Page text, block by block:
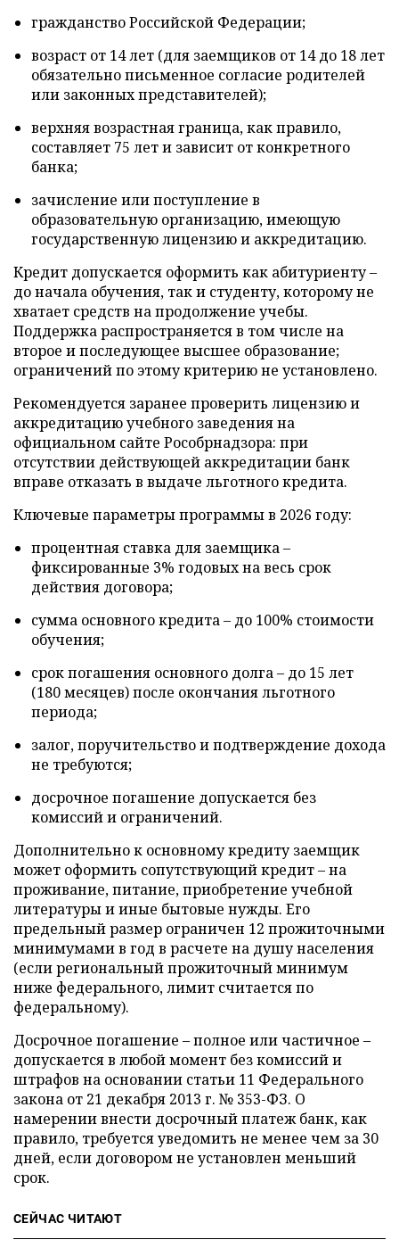
гражданство Российской Федерации;
возраст от 14 лет (для заемщиков от 14 до 18 лет
обязательно письменное согласие родителей
или законных представителей);
верхняя возрастная граница, как правило,
составляет 75 лет и зависит от конкретного
банка;
зачисление или поступление в
образовательную организацию, имеющую
государственную лицензию и аккредитацию.
Кредит допускается оформить как абитуриенту –
до начала обучения, так и студенту, которому не
хватает средств на продолжение учебы.
Поддержка распространяется в том числе на
второе и последующее высшее образование;
ограничений по этому критерию не установлено.
Рекомендуется заранее проверить лицензию и
аккредитацию учебного заведения на
официальном сайте Рособрнадзора: при
отсутствии действующей аккредитации банк
вправе отказать в выдаче льготного кредита.
Ключевые параметры программы в 2026 году:
процентная ставка для заемщика –
фиксированные 3% годовых на весь срок
действия договора;
сумма основного кредита – до 100% стоимости
обучения;
срок погашения основного долга – до 15 лет
(180 месяцев) после окончания льготного
периода;
залог, поручительство и подтверждение дохода
не требуются;
досрочное погашение допускается без
комиссий и ограничений.
Дополнительно к основному кредиту заемщик
может оформить сопутствующий кредит – на
проживание, питание, приобретение учебной
литературы и иные бытовые нужды. Его
предельный размер ограничен 12 прожиточными
минимумами в год в расчете на душу населения
(если региональный прожиточный минимум
ниже федерального, лимит считается по
федеральному).
Досрочное погашение – полное или частичное –
допускается в любой момент без комиссий и
штрафов на основании статьи 11 Федерального
закона от 21 декабря 2013 г. № 353-ФЗ. О
намерении внести досрочный платеж банк, как
правило, требуется уведомить не менее чем за 30
дней, если договором не установлен меньший
срок.
СЕЙЧАС ЧИТАЮТ